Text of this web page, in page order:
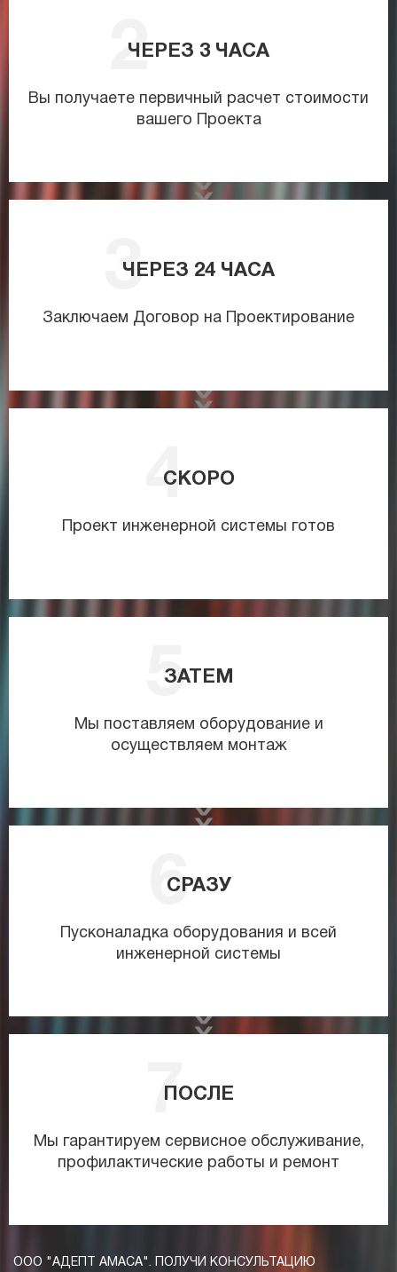
ЧЕРЕЗ 3 ЧАСА
Вы получаете первичный расчет стоимости
вашего Проекта
ЧЕРЕЗ 24 ЧАСА
Заключаем Договор на Проектирование
СКОРО
Проект инженерной системы готов
ЗАТЕМ
Мы поставляем оборудование и
осуществляем монтаж
СРАЗУ
Пусконаладка оборудования и всей
инженерной системы
ПОСЛЕ
Мы гарантируем сервисное обслуживание,
профилактические работы и ремонт
ООО "АДЕПТ АМАСА". ПОЛУЧИ КОНСУЛЬТАЦИЮ